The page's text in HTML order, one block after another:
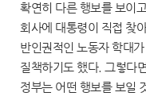
확연히 다른 행보를 보이
회사에 대통령이 직접 찾
반인권적인 노동자 학대
질책하기도 했다. 그렇다
정부는 어떤 행보를 보일